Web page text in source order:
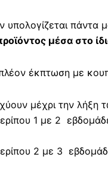
υπολογίζεται πάντα
μέσα στο
έκπτωση με
μέχρι την
1 με 2
2 με 3